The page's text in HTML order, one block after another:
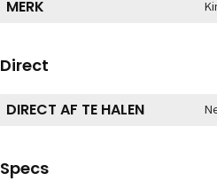
MERK
Direct
DIRECT AF TE HALEN
Specs